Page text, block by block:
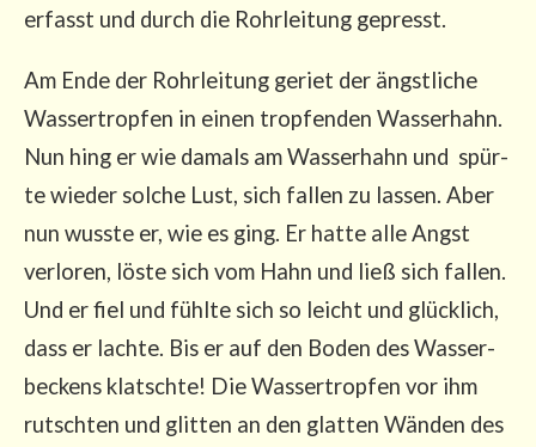
erfasst und durch die Rohr­lei­tung gepresst.
Am Ende der Rohr­lei­tung geriet der ängst­li­che
Was­ser­trop­fen in einen trop­fen­den Was­ser­hahn.
Nun hing er wie damals am Was­ser­hahn und spür­
te wie­der sol­che Lust, sich fal­len zu las­sen. Aber
nun wuss­te er, wie es ging. Er hat­te alle Angst
ver­lo­ren, lös­te sich vom Hahn und ließ sich fal­len.
Und er fiel und fühl­te sich so leicht und glück­lich,
dass er lach­te. Bis er auf den Boden des Was­ser­
be­ckens klatsch­te! Die Was­ser­trop­fen vor ihm
rutsch­ten und glit­ten an den glat­ten Wän­den des